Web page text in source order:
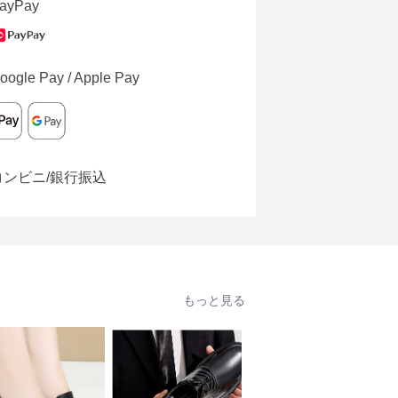
Pay / Apple Pay
ンビニ/銀行振込
もっと見る